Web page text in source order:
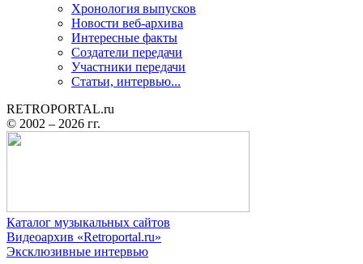
Хронология выпусков
Новости веб-архива
Интересные факты
Создатели передачи
Участники передачи
Статьи, интервью...
RETROPORTAL.ru
© 2002 – 2026 гг.
Каталог музыкальных сайтов
Видеоархив «Retroportal.ru»
Эксклюзивные интервью